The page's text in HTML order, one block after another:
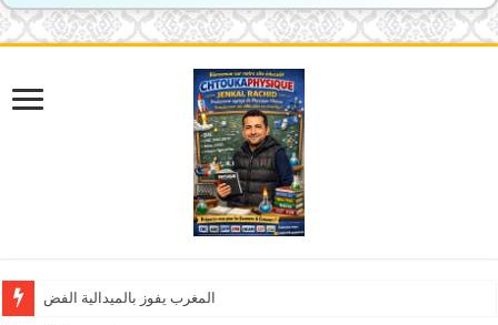
المغرب يفوز بالميدالية الفضية وينال تنوي